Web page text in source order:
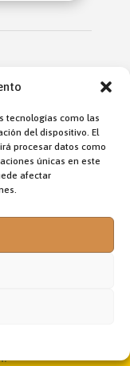
tecnologías como las
del dispositivo. El
procesar datos como
únicas en este
afectar
: